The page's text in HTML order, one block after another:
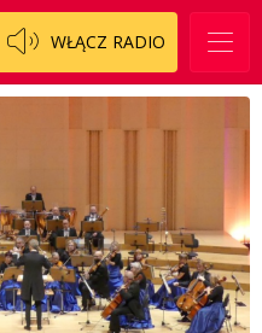
WŁĄCZ RADIO